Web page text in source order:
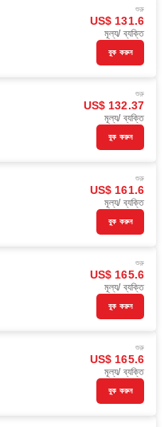
শুরু
US$ 131.6
মূল্য/ ব্যক্তি
বুক করুন
শুরু
US$ 132.37
মূল্য/ ব্যক্তি
বুক করুন
শুরু
US$ 161.6
মূল্য/ ব্যক্তি
বুক করুন
শুরু
US$ 165.6
মূল্য/ ব্যক্তি
বুক করুন
শুরু
US$ 165.6
মূল্য/ ব্যক্তি
বুক করুন